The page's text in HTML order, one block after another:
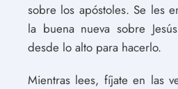
sobre los apóstoles. Se les
la buena nueva sobre
desde lo alto para hacerlo.
Mientras lees, fíjate en las